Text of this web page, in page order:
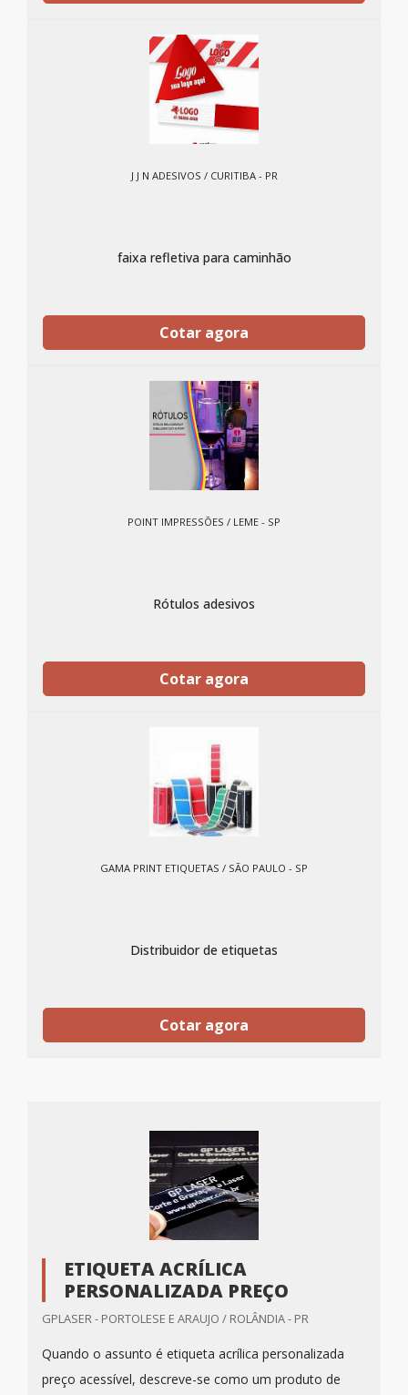
J J N ADESIVOS / CURITIBA - PR
faixa refletiva para caminhão
Cotar agora
POINT IMPRESSÕES / LEME - SP
Rótulos adesivos
Cotar agora
GAMA PRINT ETIQUETAS / SÃO PAULO - SP
Distribuidor de etiquetas
Cotar agora
ETIQUETA ACRÍLICA
PERSONALIZADA PREÇO
GPLASER - PORTOLESE E ARAUJO / ROLÂNDIA - PR
Quando o assunto é etiqueta acrílica personalizada
preço acessível, descreve-se como um produto de